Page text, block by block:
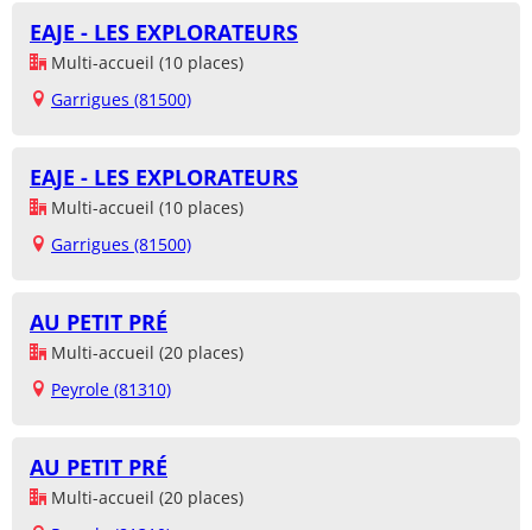
EAJE - LES EXPLORATEURS
Multi-accueil (10 places)
Garrigues (81500)
EAJE - LES EXPLORATEURS
Multi-accueil (10 places)
Garrigues (81500)
AU PETIT PRÉ
Multi-accueil (20 places)
Peyrole (81310)
AU PETIT PRÉ
Multi-accueil (20 places)